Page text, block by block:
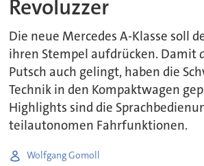
Revoluzzer
Die neue Mercedes A-Klasse soll
ihren Stempel aufdrücken. Damit
Putsch auch gelingt, haben die
Technik in den Kompaktwagen
Highlights sind die
teilautonomen Fahrfunktionen.
Wolfgang Gomoll